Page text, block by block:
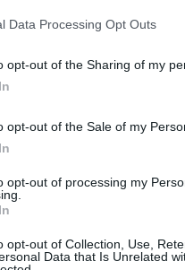
Data Processing Opt Outs
opt-out of the Sharing of my
opt-out of the Sale of my
opt-out of processing my
opt-out of Collection, Use,
Data that Is Unrelated